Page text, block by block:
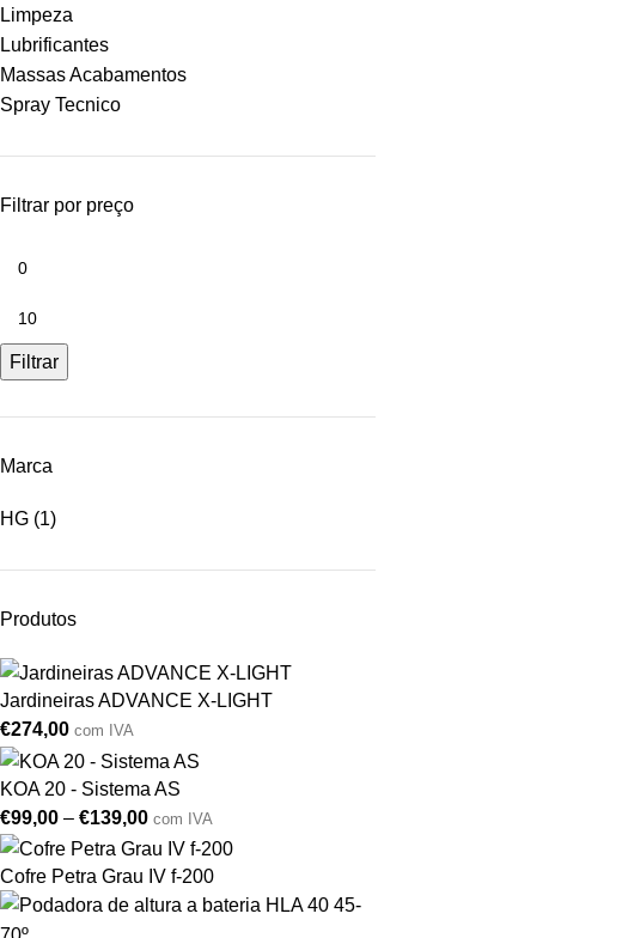
Limpeza
Lubrificantes
Massas Acabamentos
Spray Tecnico
Filtrar por preço
Filtrar
Marca
HG (1)
Produtos
Jardineiras ADVANCE X-LIGHT
€274,00 com IVA
KOA 20 - Sistema AS
€99,00 – €139,00 com IVA
Cofre Petra Grau IV f-200